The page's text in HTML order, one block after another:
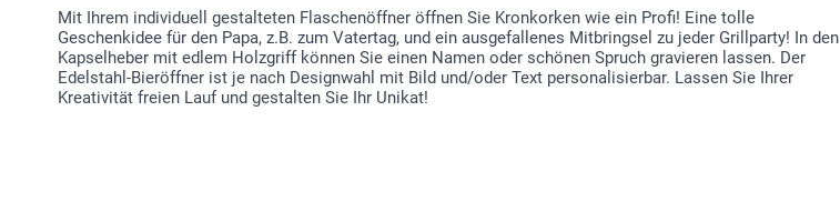
Mit Ihrem individuell gestalteten Flaschenöffner öffnen Sie Kronkorken wie ein Profi! Eine tolle
Geschenkidee für den Papa, z.B. zum Vatertag, und ein ausgefallenes Mitbringsel zu jeder Grillparty! In den
Kapselheber mit edlem Holzgriff können Sie einen Namen oder schönen Spruch gravieren lassen. Der
Edelstahl-Bieröffner ist je nach Designwahl mit Bild und/oder Text personalisierbar. Lassen Sie Ihrer
Kreativität freien Lauf und gestalten Sie Ihr Unikat!